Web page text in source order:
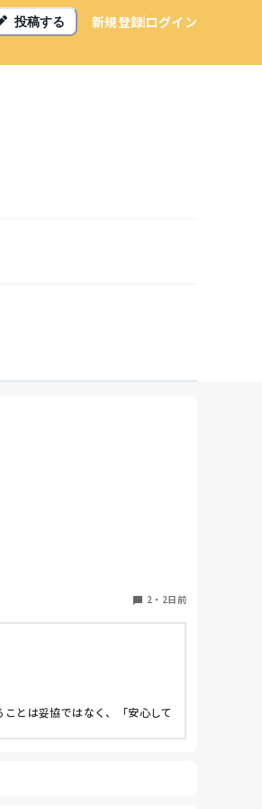
投稿する 新規登録ログイン
かし、「やりたくない」とい
け止め方」など、皆さんの
2 ・ 2日前
とは妥協ではなく、「安心して